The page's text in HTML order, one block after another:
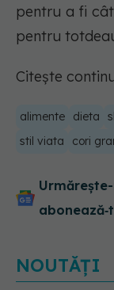
pentru a fi
pentru
Citește
alimente dieta
stil viata
cori
NOUTĂȚI